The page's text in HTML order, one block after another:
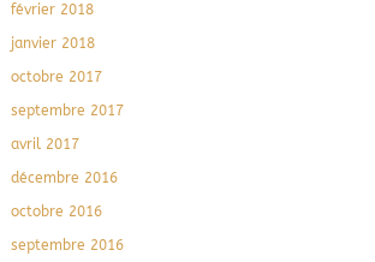
février 2018
janvier 2018
octobre 2017
septembre 2017
avril 2017
décembre 2016
octobre 2016
septembre 2016